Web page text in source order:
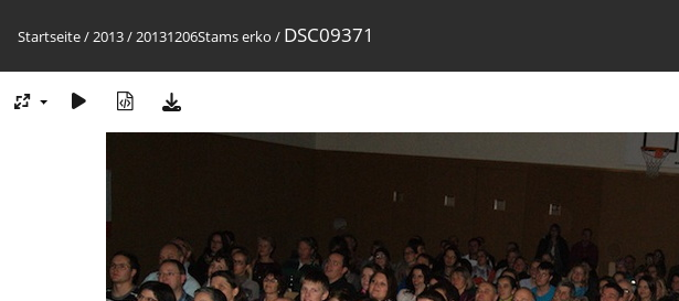
Startseite/2013/20131206Stams erko / DSC09371